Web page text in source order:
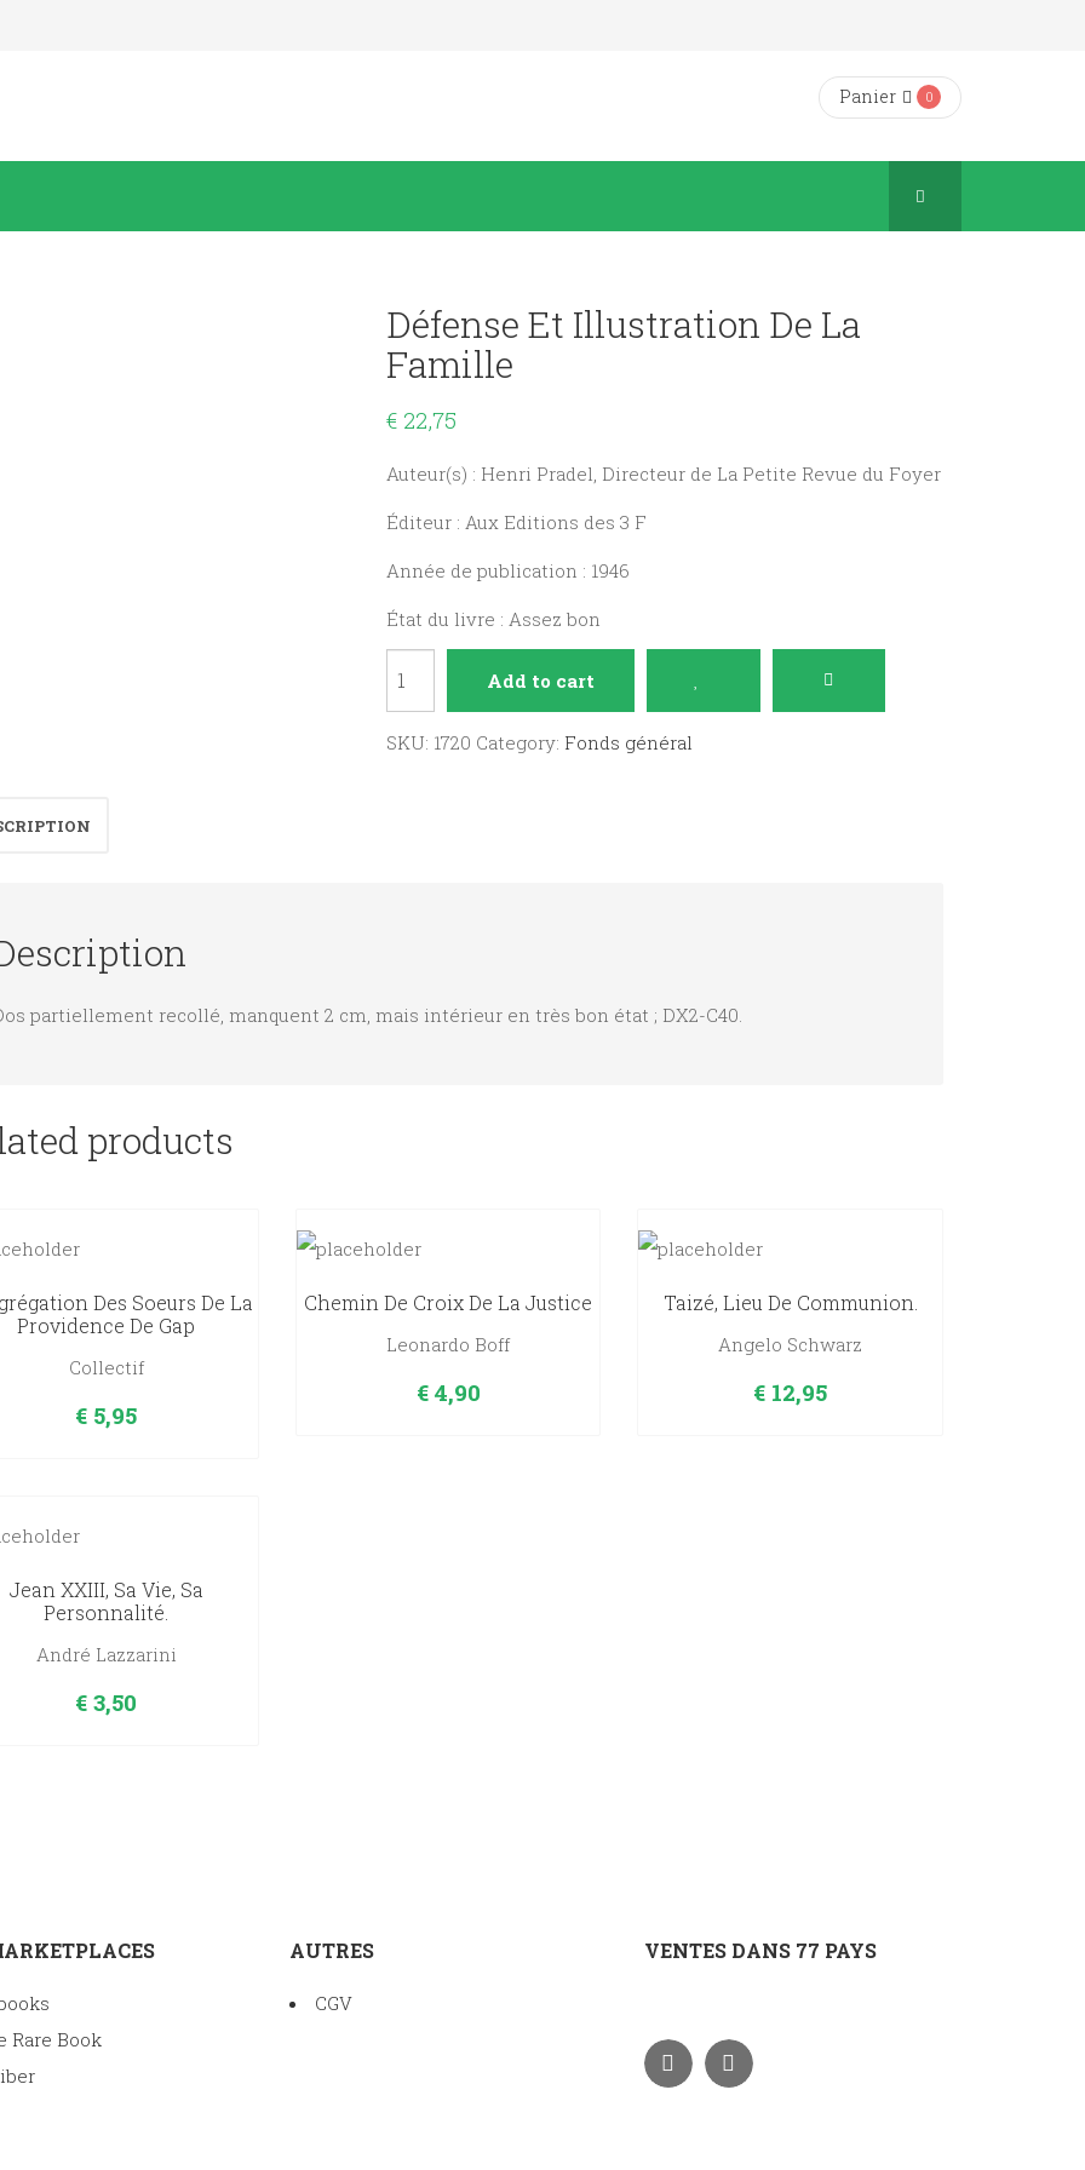
Panier 0
Défense Et Illustration De La
Famille
€ 22,75
Auteur(s) : Henri Pradel, Directeur de La Petite Revue du Foyer
Éditeur : Aux Editions des 3 F
Année de publication : 1946
État du livre : Assez bon
Illustration
Add to cart
SKU: 1720 Category: Fonds général
partiellement recollé, manquent 2 cm, mais intérieur en très bon état ; DX2-C40.
products
Des Soeurs De La
Providence De Gap
Collectif
€ 5,95
Chemin De Croix De La Justice
Leonardo Boff
€4,90
Taizé, Lieu De Communion.
Angelo Schwarz
€ 12,95
Jean XXIII, Sa Vie, Sa
Personnalité.
André Lazzarini
€ 3,50
Rare Book
AUTRES
CGV
VENTES DANS 77 PAYS